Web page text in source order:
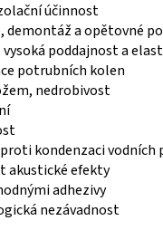
účinnost
demontáž a opětovné
poddajnost a
potrubních kolen
nedrobivost
kondenzaci vodních
akustické efekty
adhezivy
nezávadnost